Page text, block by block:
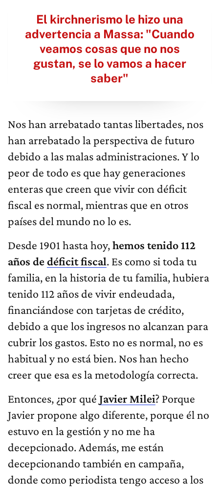
El kirchnerismo le hizo una
advertencia a Massa: "Cuando
veamos cosas que no nos
gustan, se lo vamos a hacer
saber"
Nos han arrebatado tantas libertades, nos
han arrebatado la perspectiva de futuro
debido a las malas administraciones. Y lo
peor de todo es que hay generaciones
enteras que creen que vivir con déficit
fiscal es normal, mientras que en otros
países del mundo no lo es.
Desde 1901 hasta hoy,hemos tenido 112
años dedéficit fiscal. Es como si toda tu
familia, en la historia de tu familia, hubiera
tenido 112 años de vivir endeudada,
financiándose con tarjetas de crédito,
debido a que los ingresos no alcanzan para
cubrir los gastos. Esto no es normal, no es
habitual y no está bien. Nos han hecho
creer que esa es la metodología correcta.
Entonces, ¿por qué Javier Milei? Porque
Javier propone algo diferente, porque él no
estuvo en la gestión y no me ha
decepcionado. Además, me están
decepcionando también en campaña,
donde como periodista tengo acceso a los